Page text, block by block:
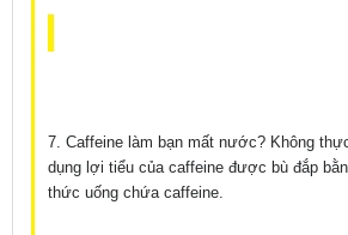
7. Caffeine làm bạn mất nước? Không
dụng lợi tiểu của caffeine được bù đắp
thức uống chứa caffeine.